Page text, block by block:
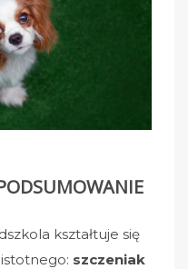
kształtuje się
szczeniak